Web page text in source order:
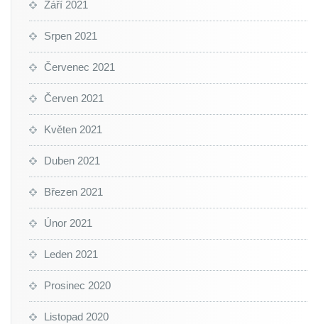
Září 2021
Srpen 2021
Červenec 2021
Červen 2021
Květen 2021
Duben 2021
Březen 2021
Únor 2021
Leden 2021
Prosinec 2020
Listopad 2020